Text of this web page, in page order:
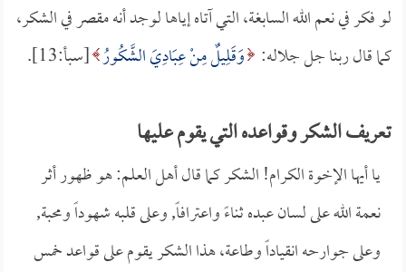
لو فكر في نعم الله السابغة، التي آتاه إياها لوجد أنه مقصر في الشكر،
كما قال ربنا جل جلاله: وَقَلِيلٌ مِنْ عِبَادِيَ الشَّكُورُ [سبأ:13].
تعريف الشكر وقواعده التي يقوم عليها
يا أيها الإخوة الكرام! الشكر كما قال أهل العلم: هو ظهور أثر
نعمة الله على لسان عبده ثناءً واعترافاً, وعلى قلبه شهوداً ومحبة,
وعلى جوارحه انقياداً وطاعة، هذا الشكر يقوم على قواعد خمس